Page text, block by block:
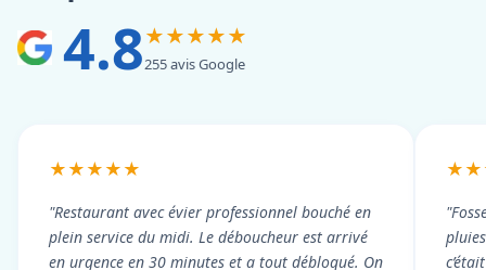
4.8★★★★★
255 avis Google
★★★★★
"Restaurant avec évier professionnel bouché en
plein service du midi. Le déboucheur est arrivé
en urgence en 30 minutes et a tout débloqué. On